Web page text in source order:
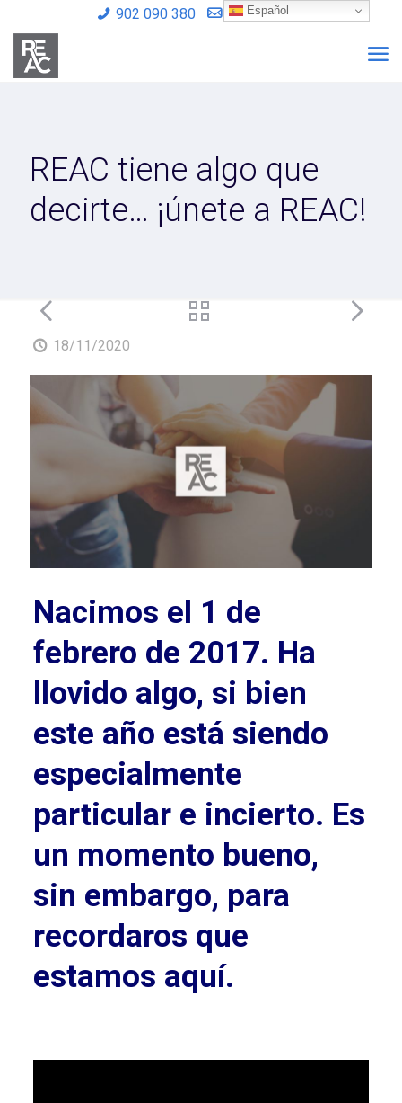
902 090 380 info@reac.es
REAC tiene algo que
decirte… ¡únete a REAC!
18/11/2020
Nacimos el 1 de
febrero de 2017. Ha
llovido algo, si bien
este año está siendo
especialmente
particular e incierto. Es
un momento bueno,
sin embargo, para
recordaros que
estamos aquí.
Español